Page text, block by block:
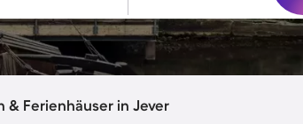
& Ferienhäuser in Jever